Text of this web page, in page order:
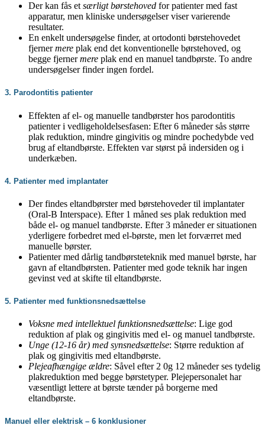
Der kan fås et særligt børstehoved for patienter med fast
apparatur, men kliniske undersøgelser viser varierende
resultater.
En enkelt undersøgelse finder, at ortodonti børstehovedet
fjernermere plak end det konventionelle børstehoved, og
begge fjernermere plak end en manuel tandbørste. To andre
undersøgelser finder ingen fordel.
3. Parodontitis patienter
Effekten af el- og manuelle tandbørster hos parodontitis
patienter i vedligeholdelsesfasen: Efter 6 måneder sås større
plak reduktion, mindre gingivitis og mindre pochedybde ved
brug af eltandbørste. Effekten var størst på indersiden og i
underkæben.
4. Patienter med implantater
Der findes eltandbørster med børstehoveder til implantater
(Oral-B Interspace). Efter 1 måned ses plak reduktion med
både el- og manuel tandbørste. Efter 3 måneder er situationen
yderligere forbedret med el-børste, men let forværret med
manuelle børster.
Patienter med dårlig tandbørsteteknik med manuel børste, har
gavn af eltandbørsten. Patienter med gode teknik har ingen
gevinst ved at skifte til eltandbørste.
5. Patienter med funktionsnedsættelse
Voksne med intellektuel funktionsnedsættelse: Lige god
reduktion af plak og gingivitis med el- og manuel tandbørste.
Unge (12-16 år) med synsnedsættelse: Større reduktion af
plak og gingivitis med eltandbørste.
Plejeafhængige ældre: Såvel efter 2 0g 12 måneder ses tydelig
plakreduktion med begge børstetyper. Plejepersonalet har
væsentligt lettere at børste tænder på borgerne med
eltandbørste.
Manuel eller elektrisk – 6 konklusioner